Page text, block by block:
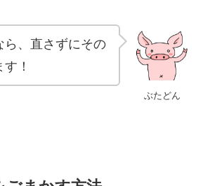
ぶたどん
ら、直さずにその
！